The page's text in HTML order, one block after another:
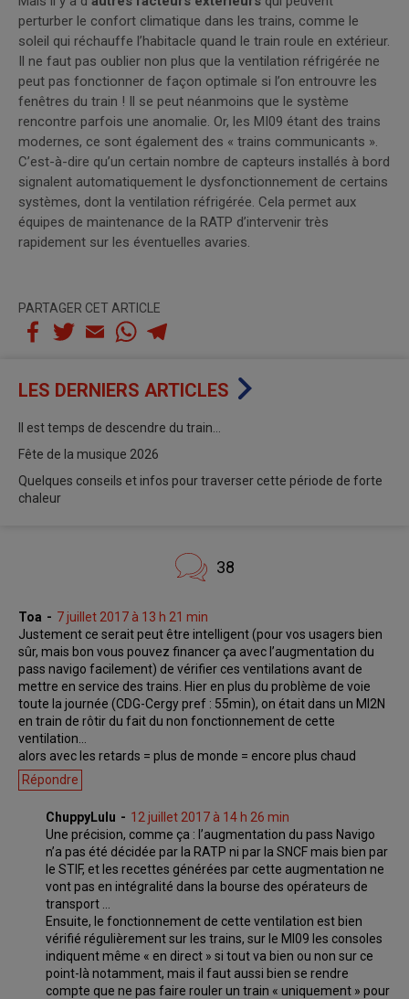
perturber le confort climatique dans les trains, comme le
soleil qui réchauffe l’habitacle quand le train roule en extérieur.
Il ne faut pas oublier non plus que la ventilation réfrigérée ne
peut pas fonctionner de façon optimale si l’on entrouvre les
fenêtres du train ! Il se peut néanmoins que le système
rencontre parfois une anomalie. Or, les MI09 étant des trains
modernes, ce sont également des « trains communicants ».
C’est-à-dire qu’un certain nombre de capteurs installés à bord
signalent automatiquement le dysfonctionnement de certains
systèmes, dont la ventilation réfrigérée. Cela permet aux
équipes de maintenance de la RATP d’intervenir très
rapidement sur les éventuelles avaries.
PARTAGER CET ARTICLE
LES DERNIERS ARTICLES
Il est temps de descendre du train…
Fête de la musique 2026
Quelques conseils et infos pour traverser cette période de forte
chaleur
38
Toa
7 juillet 2017 à 13 h 21 min
Justement ce serait peut être intelligent (pour vos usagers bien
sûr, mais bon vous pouvez financer ça avec l’augmentation du
pass navigo facilement) de vérifier ces ventilations avant de
mettre en service des trains. Hier en plus du problème de voie
toute la journée (CDG-Cergy pref : 55min), on était dans un MI2N
en train de rôtir du fait du non fonctionnement de cette
ventilation…
alors avec les retards = plus de monde = encore plus chaud
Répondre
ChuppyLulu
12 juillet 2017 à 14 h 26 min
Une précision, comme ça : l’augmentation du pass Navigo
n’a pas été décidée par la RATP ni par la SNCF mais bien par
le STIF, et les recettes générées par cette augmentation ne
vont pas en intégralité dans la bourse des opérateurs de
transport …
Ensuite, le fonctionnement de cette ventilation est bien
vérifié régulièrement sur les trains, sur le MI09 les consoles
indiquent même « en direct » si tout va bien ou non sur ce
point-là notamment, mais il faut aussi bien se rendre
compte que ne pas faire rouler un train « uniquement » pour